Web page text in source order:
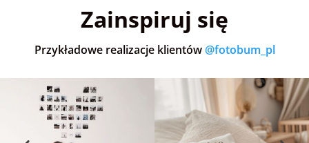
Zainspiruj się
Przykładowe realizacje klientów @fotobum_pl